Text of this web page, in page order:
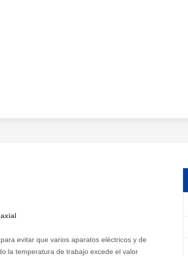
evitar que varios aparatos eléctricos y de
la temperatura de trabajo excede el valor